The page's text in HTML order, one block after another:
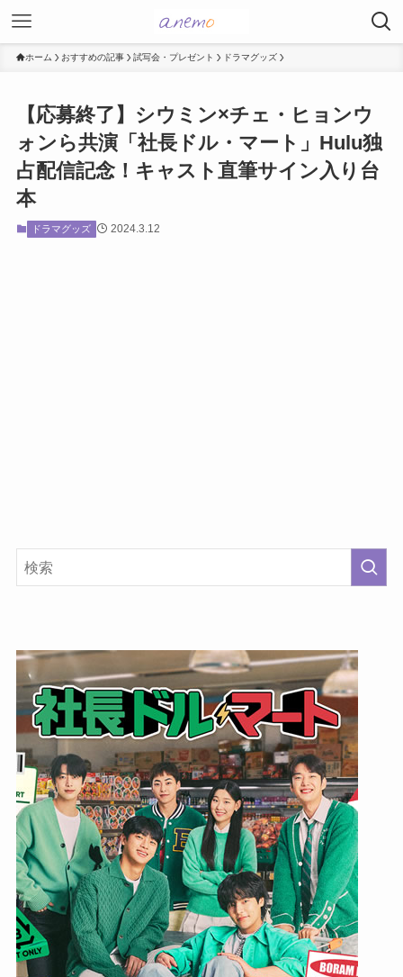
ホーム おすすめの記事 試写会・プレゼント ドラマグッズ
【応募終了】シウミン×チェ・ヒョンウ
ォンら共演「社長ドル・マート」Hulu独
占配信記念！キャスト直筆サイン入り台
本
ドラマグッズ 2024.3.12